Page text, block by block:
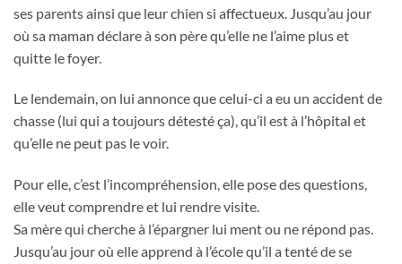
ses parents ainsi que leur chien si affectueux. Jusqu’au jour
où sa maman déclare à son père qu’elle ne l’aime plus et
quitte le foyer.
Le lendemain, on lui annonce que celui-ci a eu un accident de
chasse (lui qui a toujours détesté ça), qu’il est à l’hôpital et
qu’elle ne peut pas le voir.
Pour elle, c’est l’incompréhension, elle pose des questions,
elle veut comprendre et lui rendre visite.
Sa mère qui cherche à l’épargner lui ment ou ne répond pas.
Jusqu’au jour où elle apprend à l’école qu’il a tenté de se